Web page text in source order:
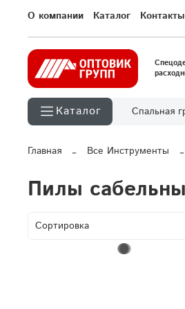
О компании Каталог Контакты
Каталог Спальная
Главная Все Инструменты
Пилы